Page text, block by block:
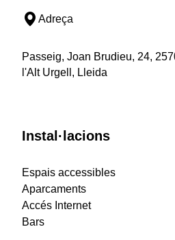
Adreça
Passeig, Joan Brudieu, 24,
l'Alt Urgell, Lleida
Instal·lacions
Espais accessibles
Aparcaments
Accés Internet
Bars